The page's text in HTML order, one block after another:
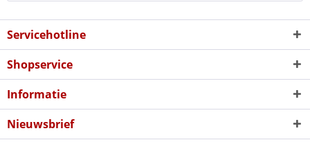
Servicehotline
Shopservice
Informatie
Nieuwsbrief